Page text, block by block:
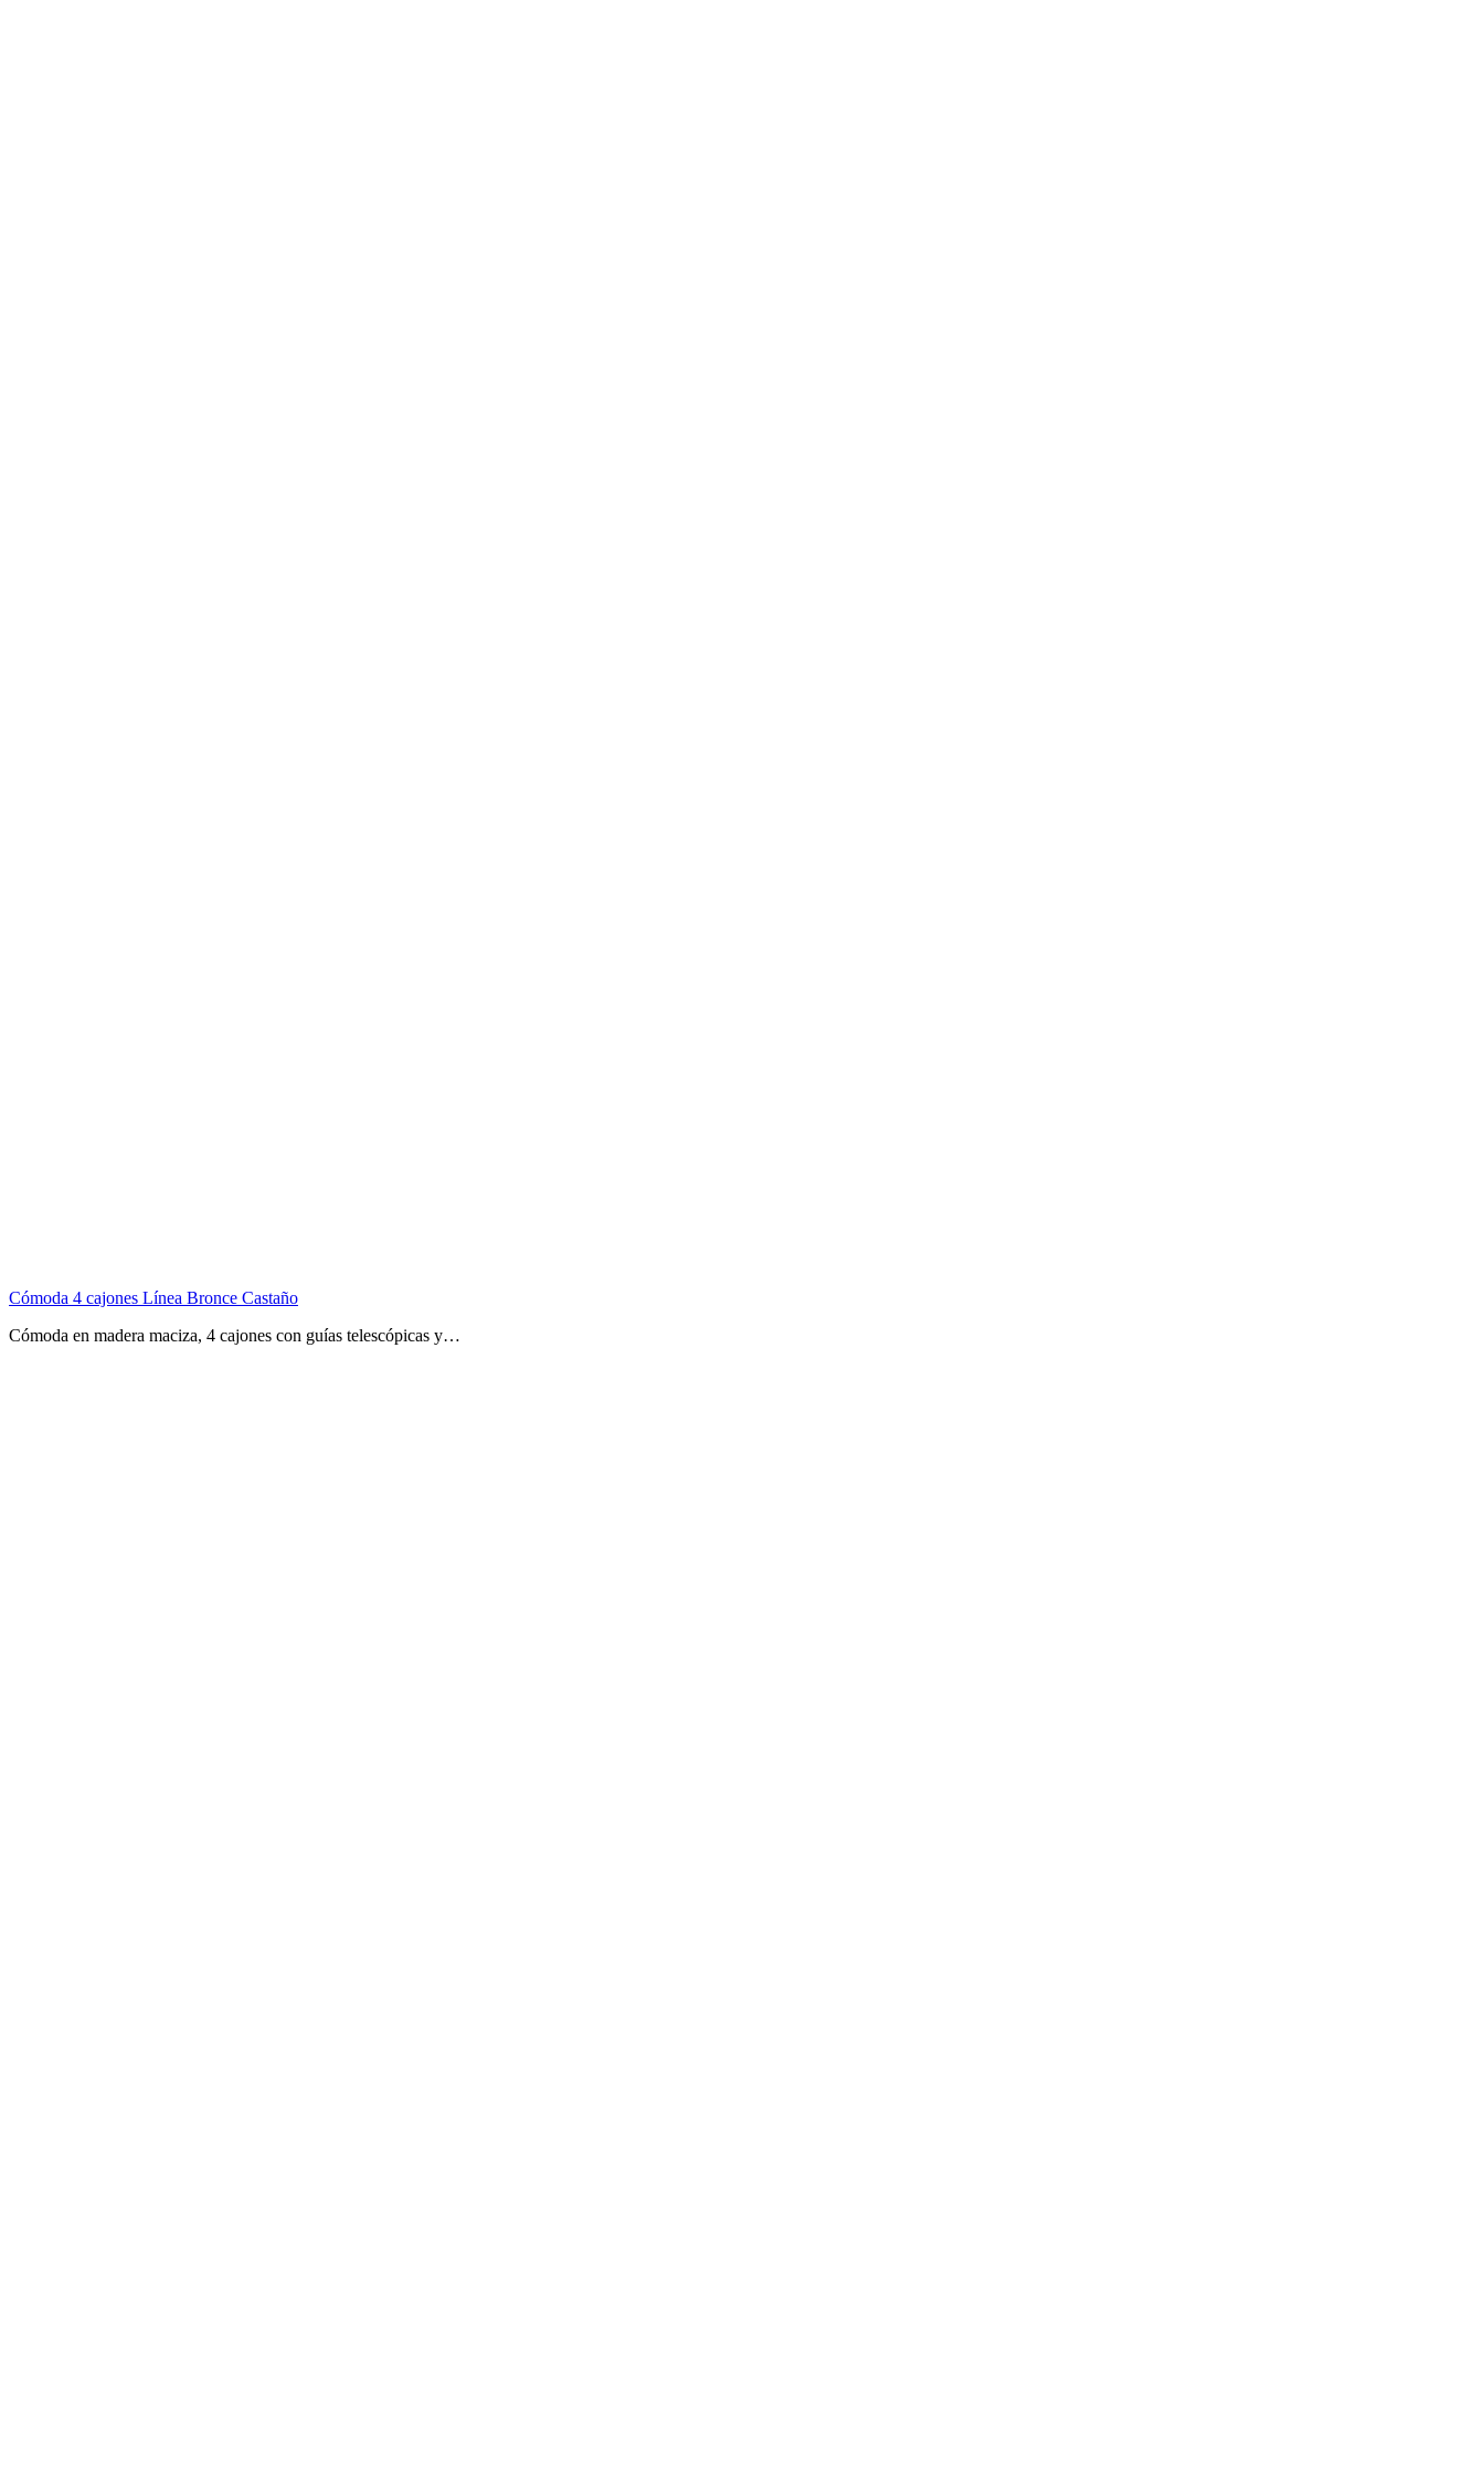
Cómoda 4 cajones Línea Bronce Castaño
Cómoda en madera maciza, 4 cajones con guías telescópicas y…